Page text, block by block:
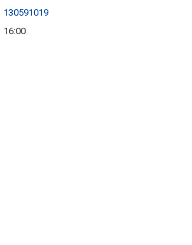
130591019
16:00